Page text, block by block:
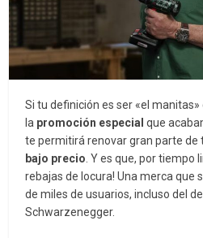
Si tu definición es ser «el
la promoción especial que
te permitirá renovar gran parte de
bajo precio . Y es que, por
rebajas de locura! Una merca que
de miles de usuarios, incluso del
Schwarzenegger.